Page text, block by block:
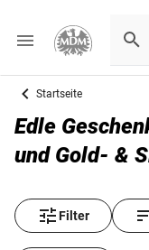
Startseite
Edle
und Gold- &
Filter